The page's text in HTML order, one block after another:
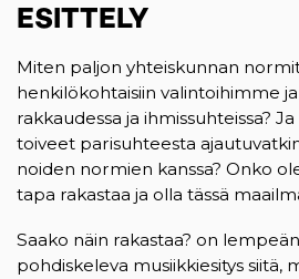
ESITTELY
Miten paljon yhteiskunnan
henkilökohtaisiin valintoihimme
rakkaudessa ja ihmissuhteissa?
toiveet parisuhteesta
noiden normien kanssa? Onko
tapa rakastaa ja olla tässä
Saako näin rakastaa? on
pohdiskeleva musiikkiesitys siitä,